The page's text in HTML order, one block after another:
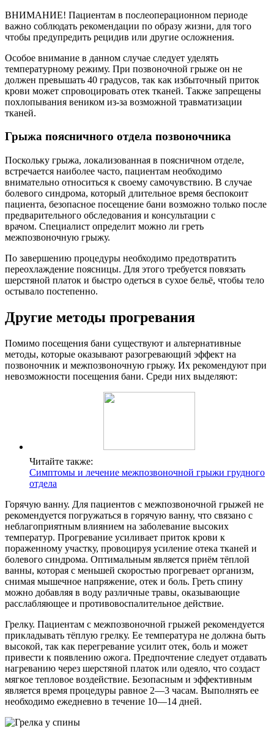
ВНИМАНИЕ! Пациентам в послеоперационном периоде
важно соблюдать рекомендации по образу жизни, для того
чтобы предупредить рецидив или другие осложнения.
Особое внимание в данном случае следует уделять
температурному режиму. При позвоночной грыже он не
должен превышать 40 градусов, так как избыточный приток
крови может спровоцировать отек тканей. Также запрещены
похлопывания веником из-за возможной травматизации
тканей.
Грыжа поясничного отдела позвоночника
Поскольку грыжа, локализованная в поясничном отделе,
встречается наиболее часто, пациентам необходимо
внимательно относиться к своему самочувствию. В случае
болевого синдрома, который длительное время беспокоит
пациента, безопасное посещение бани возможно только после
предварительного обследования и консультации с
врачом. Специалист определит можно ли греть
межпозвоночную грыжу.
По завершению процедуры необходимо предотвратить
переохлаждение поясницы. Для этого требуется повязать
шерстяной платок и быстро одеться в сухое бельё, чтобы тело
остывало постепенно.
Другие методы прогревания
Помимо посещения бани существуют и альтернативные
методы, которые оказывают разогревающий эффект на
позвоночник и межпозвоночную грыжу. Их рекомендуют при
невозможности посещения бани. Среди них выделяют:
Читайте также:
Симптомы и лечение межпозвоночной грыжи грудного
отдела
Горячую ванну. Для пациентов с межпозвоночной грыжей не
рекомендуется погружаться в горячую ванну, что связано с
неблагоприятным влиянием на заболевание высоких
температур. Прогревание усиливает приток крови к
пораженному участку, провоцируя усиление отека тканей и
болевого синдрома. Оптимальным является приём тёплой
ванны, которая с меньшей скоростью прогревает организм,
снимая мышечное напряжение, отек и боль. Греть спину
можно добавляя в воду различные травы, оказывающие
расслабляющее и противовоспалительное действие.
Грелку. Пациентам с межпозвоночной грыжей рекомендуется
прикладывать тёплую грелку. Ее температура не должна быть
высокой, так как перегревание усилит отек, боль и может
привести к появлению ожога. Предпочтение следует отдавать
нагреванию через шерстяной платок или одеяло, что создаст
мягкое тепловое воздействие. Безопасным и эффективным
является время процедуры равное 2—3 часам. Выполнять ее
необходимо ежедневно в течение 10—14 дней.